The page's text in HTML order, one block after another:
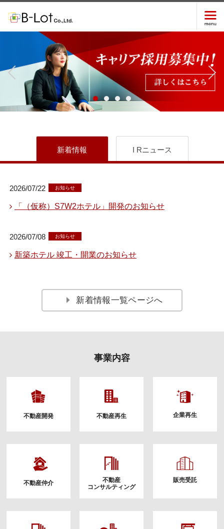
新着情報 I Rニュース
2026/07/22 お知らせ
「（仮称）S7W2ホテル」開発のお知らせ
2026/07/08 お知らせ
新築ホテル 竣工・開業のお知らせ
新サービス「ゴルフ場経営ダッシュボード」提供開始
2026/06/15 お知らせ
B-Den33号ファンド組成・キャンペーン実施のお知らせ
クマシュー工務店 系統用蓄電所PJ推進のお知らせ
2026/06/09
新着情報一覧ページへ
事業内容
不動産開発 不動産再生 企業再生
不動産仲介
不動産
コンサルティング
販売受託